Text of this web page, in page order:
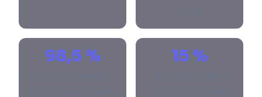
98,5 % 15 %